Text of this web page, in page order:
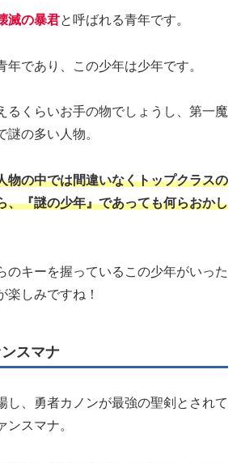
滅の暴君と呼ばれる青年です。
年であり、この少年は少年です。
るくらいお手の物でしょうし、第一魔
謎の多い人物。
物の中では間違いなくトップクラスの
、『謎の少年』であっても何らおかし
のキーを握っているこの少年がいった
楽しみですね！
スマナ
し、勇者カノンが最強の聖剣とされて
ンスマナ。